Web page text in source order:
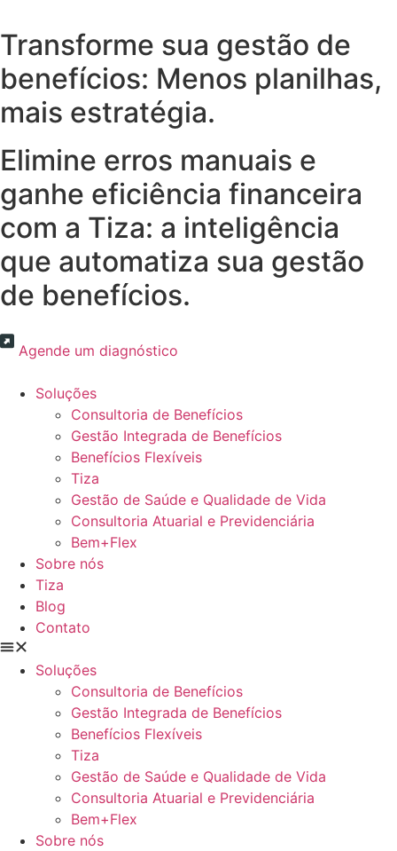
Transforme sua gestão de
benefícios: Menos planilhas,
mais estratégia.
Elimine erros manuais e
ganhe eficiência financeira
com a Tiza: a inteligência
que automatiza sua gestão
de benefícios.
Agende um diagnóstico
Soluções
Consultoria de Benefícios
Gestão Integrada de Benefícios
Benefícios Flexíveis
Tiza
Gestão de Saúde e Qualidade de Vida
Consultoria Atuarial e Previdenciária
Bem+Flex
Sobre nós
Tiza
Blog
Contato
Soluções
Consultoria de Benefícios
Gestão Integrada de Benefícios
Benefícios Flexíveis
Tiza
Gestão de Saúde e Qualidade de Vida
Consultoria Atuarial e Previdenciária
Bem+Flex
Sobre nós